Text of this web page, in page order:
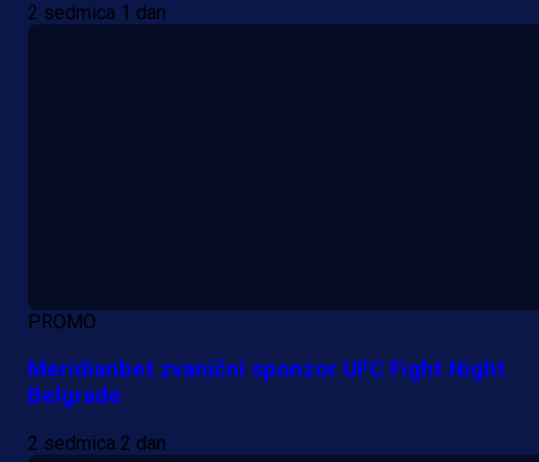
2 sedmica 1 dan
PROMO
Meridianbet zvanični sponzor UFC Fight Night
Belgrade
2 sedmica 2 dan